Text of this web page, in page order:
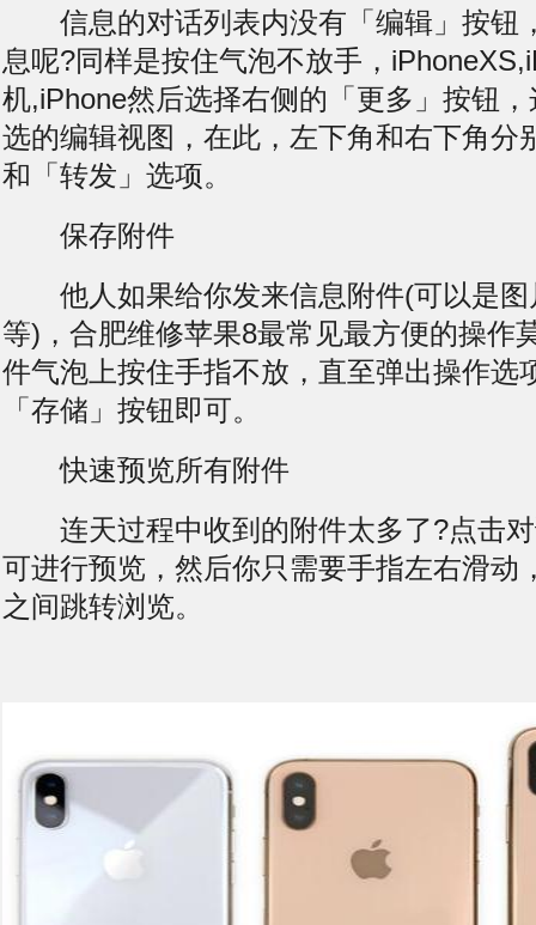
信息的对话列表内没有「编辑」按钮
息呢?同样是按住气泡不放手，
机,iPhone然后选择右侧的「更多」按钮
选的编辑视图，在此，左下角和右下角分
和「转发」选项。
保存附件
他人如果给你发来信息附件(可以是图
等)，合肥维修苹果8最常见最方便的操作
件气泡上按住手指不放，直至弹出操作选
「存储」按钮即可。
快速预览所有附件
连天过程中收到的附件太多了?点击对
可进行预览，然后你只需要手指左右滑动
之间跳转浏览。